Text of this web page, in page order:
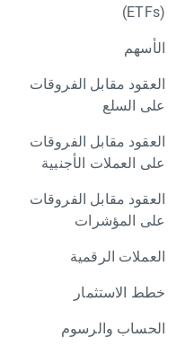
(ETFs)
الأسهم
العقود مقابل الفروقات
على السلع
العقود مقابل الفروقات
على العملات الأجنبية
العقود مقابل الفروقات
على المؤشرات
العملات الرقمية
خطط الاستثمار
الحساب والرسوم